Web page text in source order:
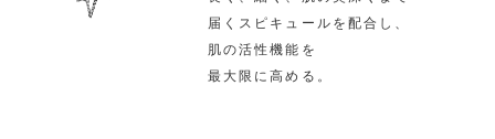
届くスピキュールを配合し、
肌の活性機能を
最大限に高める。